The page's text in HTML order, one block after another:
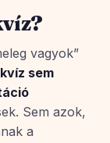
vagyok”
sem
Sem azok,
a